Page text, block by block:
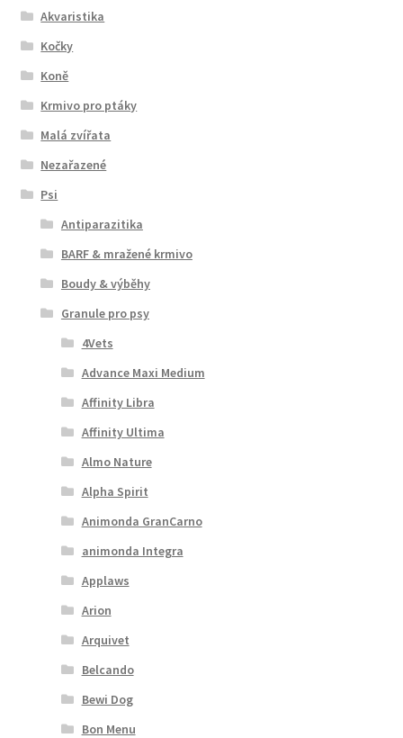
Akvaristika
Kočky
Koně
Krmivo pro ptáky
Malá zvířata
Nezařazené
Psi
Antiparazitika
BARF & mražené krmivo
Boudy & výběhy
Granule pro psy
4Vets
Advance Maxi Medium
Affinity Libra
Affinity Ultima
Almo Nature
Alpha Spirit
Animonda GranCarno
animonda Integra
Applaws
Arion
Arquivet
Belcando
Bewi Dog
Bon Menu